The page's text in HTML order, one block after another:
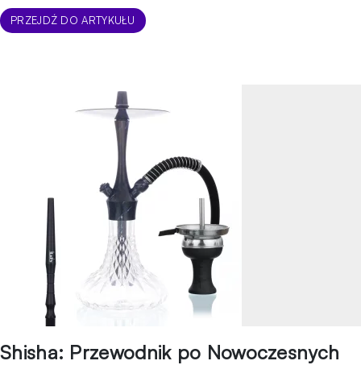
Niedokładnie lub wcale niemyta fajka wodna potrafi zepsuć
PRZEJDŹ DO ARTYKUŁU
Shisha: Przewodnik po Nowoczesnych